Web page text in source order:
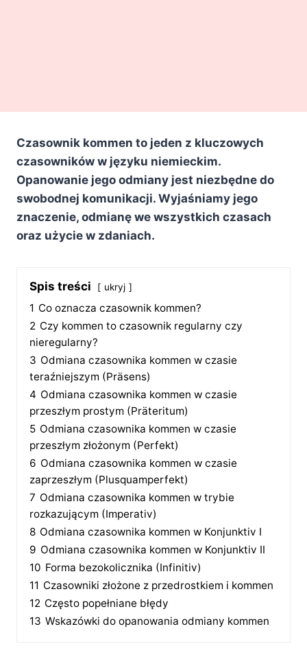
Czasownik kommen to jeden z kluczowych
czasowników w języku niemieckim.
Opanowanie jego odmiany jest niezbędne do
swobodnej komunikacji. Wyjaśniamy jego
znaczenie, odmianę we wszystkich czasach
oraz użycie w zdaniach.
Spis treści ukryj
1 Co oznacza czasownik kommen?
2 Czy kommen to czasownik regularny czy
nieregularny?
3 Odmiana czasownika kommen w czasie
teraźniejszym (Präsens)
4 Odmiana czasownika kommen w czasie
przeszłym prostym (Präteritum)
5 Odmiana czasownika kommen w czasie
przeszłym złożonym (Perfekt)
6 Odmiana czasownika kommen w czasie
zaprzeszłym (Plusquamperfekt)
7 Odmiana czasownika kommen w trybie
rozkazującym (Imperativ)
8 Odmiana czasownika kommen w Konjunktiv I
9 Odmiana czasownika kommen w Konjunktiv II
10 Forma bezokolicznika (Infinitiv)
11 Czasowniki złożone z przedrostkiem i kommen
12 Często popełniane błędy
13 Wskazówki do opanowania odmiany kommen